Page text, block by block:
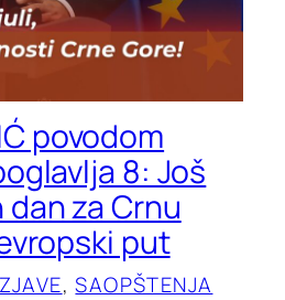
povodom
8: Još
za Crnu
put
, SAOPŠTENJA